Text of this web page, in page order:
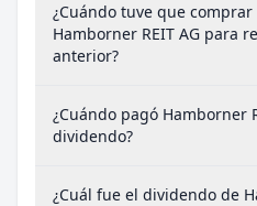
¿Cuándo tuve que
Hamborner REIT AG para
anterior?
¿Cuándo pagó Hamborner
dividendo?
¿Cuál fue el dividendo de